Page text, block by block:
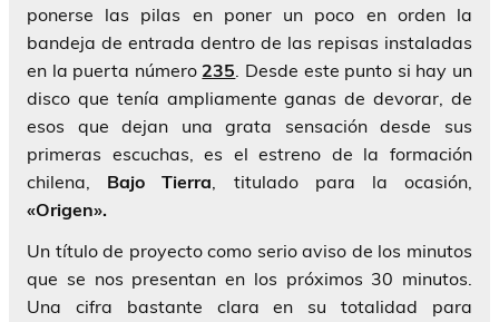
ponerse las pilas en poner un poco en orden la
bandeja de entrada dentro de las repisas instaladas
en la puerta número 235. Desde este punto si hay un
disco que tenía ampliamente ganas de devorar, de
esos que dejan una grata sensación desde sus
primeras escuchas, es el estreno de la formación
chilena, Bajo Tierra, titulado para la ocasión,
«Origen».
Un título de proyecto como serio aviso de los minutos
que se nos presentan en los próximos 30 minutos.
Una cifra bastante clara en su totalidad para